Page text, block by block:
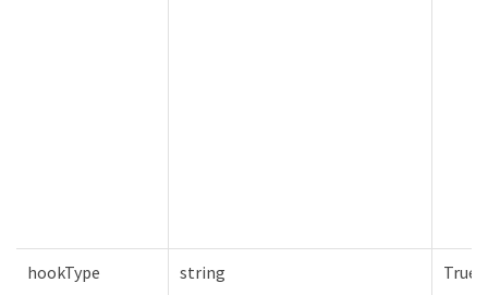
hookType string True